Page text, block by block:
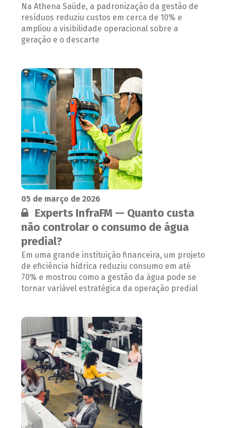
Na Athena Saúde, a padronização da gestão de
resíduos reduziu custos em cerca de 10% e
ampliou a visibilidade operacional sobre a
geração e o descarte
05 de março de 2026
Conteúdo restrito:
Experts InfraFM — Quanto custa
não controlar o consumo de água
predial?
Em uma grande instituição financeira, um projeto
de eficiência hídrica reduziu consumo em até
70% e mostrou como a gestão da água pode se
tornar variável estratégica da operação predial